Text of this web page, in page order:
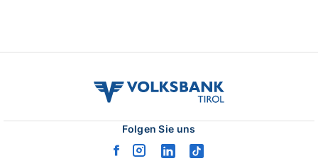
volksbank
Folgen Sie uns
facebook
instagram
linkedintiktok